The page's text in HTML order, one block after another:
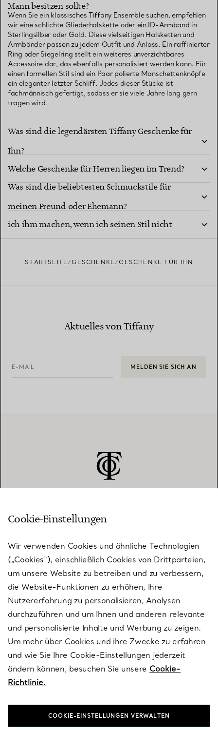
Mann besitzen sollte?
Wenn Sie ein klassisches Tiffany Ensemble suchen, empfehlen
wir eine schlichte Gliederhalskette oder ein ID-Armband in
Sterlingsilber oder Gold. Diese vielseitigen Halsketten und
Armbänder passen zu jedem Outfit und Anlass. Ein raffinierter
Ring oder Siegelring stellt ein weiteres unverzichtbares
Accessoire dar, das ebenfalls personalisiert werden kann. Für
einen formellen Stil sind ein Paar polierte Manschettenknöpfe
ein eleganter letzter Schliff. Jedes dieser Stücke ist
fachmännisch gefertigt, sodass er sie viele Jahre lang gern
tragen wird.
Was sind die legendärsten Tiffany Geschenke für
Ihn?
Welche Geschenke für Herren liegen im Trend?
Was sind die beliebtesten Schmuckstile für
meinen Freund oder Ehemann?
Welches besondere Schmuckgeschenk könnte
ich ihm machen, wenn ich seinen Stil nicht
STARTSEITE GESCHENKE GESCHENKE FÜR IHN
Aktuelles von Tiffany
E-MAIL MELDEN SIE SICH AN
KUNDENSERVICE
SERVICES
ÜBER TIFFANY & CO.
RECHTLICHE HINWEISE
FOLGEN SIE UNS
Cookie-Einstellungen
Wir verwenden Cookies und ähnliche Technologien
(„Cookies“), einschließlich Cookies von Drittparteien,
um unsere Website zu betreiben und zu verbessern,
die Website-Funktionen zu erhöhen, Ihre
Nutzererfahrung zu personalisieren, Analysen
durchzuführen und um Ihnen und anderen relevante
und personalisierte Inhalte und Werbung zu zeigen.
Um mehr über Cookies und ihre Zwecke zu erfahren
und wie Sie Ihre Cookie-Einstellungen jederzeit
ändern können, besuchen Sie unsere Cookie-
Richtlinie.
COOKIE-EINSTELLUNGEN VERWALTEN